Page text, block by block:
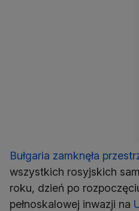
Bułgaria zamknęła
wszystkich rosyjskich
roku, dzień po
pełnoskalowej inwazji na